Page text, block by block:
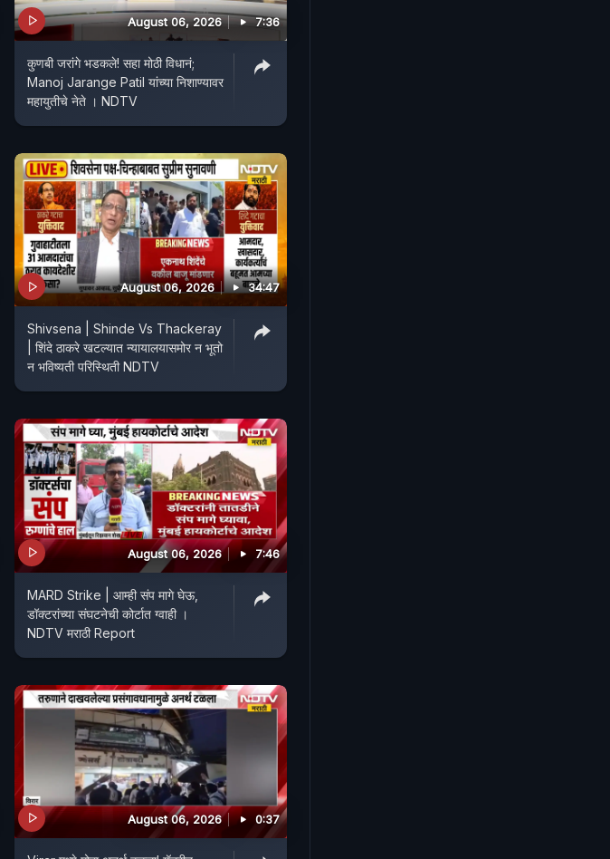
August 06, 2026 7:36
कुणबी जरांगे भडकले! सहा मोठी विधानं;
Manoj Jarange Patil यांच्या निशाण्यावर
महायुतीचे नेते । NDTV
August 06, 2026 34:47
Shivsena | Shinde Vs Thackeray
| शिंदे ठाकरे खटल्यात न्यायालयासमोर न भूतो
न भविष्यती परिस्थिती NDTV
August 06, 2026 7:46
MARD Strike | आम्ही संप मागे घेऊ,
डॉक्टरांच्या संघटनेची कोर्टात ग्वाही ।
NDTV मराठी Report
August 06, 2026 0:37